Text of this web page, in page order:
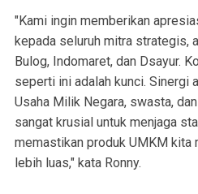
"Kami ingin memberikan
kepada seluruh mitra strategis,
Bulog, Indomaret, dan Dsayur.
seperti ini adalah kunci. Sinergi
Usaha Milik Negara, swasta,
sangat krusial untuk menjaga
memastikan produk UMKM
lebih luas," kata Ronny.